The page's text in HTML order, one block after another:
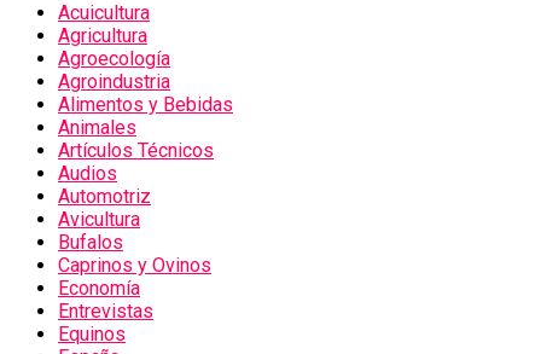
Acuicultura
Agricultura
Agroecología
Agroindustria
Alimentos y Bebidas
Animales
Artículos Técnicos
Audios
Automotriz
Avicultura
Bufalos
Caprinos y Ovinos
Economía
Entrevistas
Equinos